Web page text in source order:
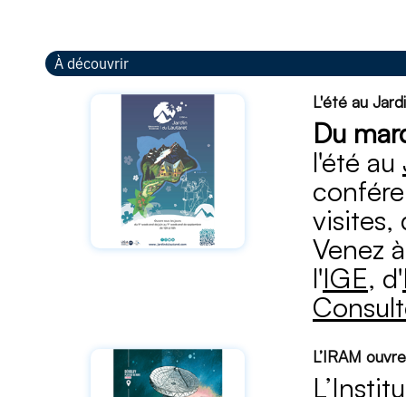
À découvrir
L'été au
Du
l'été au
visites,
Venez
l'IGE, d'
L’IRAM